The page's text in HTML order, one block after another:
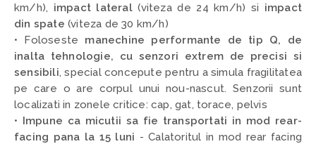
km/h), impact lateral(viteza de 24 km/h) si impact
din spate (viteza de 30 km/h)
• Foloseste manechine performante de tip Q, de
inalta tehnologie, cu senzori extrem de precisi si
sensibili, special concepute pentru a simula fragilitatea
pe care o are corpul unui nou-nascut. Senzorii sunt
localizati in zonele critice: cap, gat, torace, pelvis
• Impune ca micutii sa fie transportati in mod rear-
facing pana la 15 luni - Calatoritul in mod rear facing